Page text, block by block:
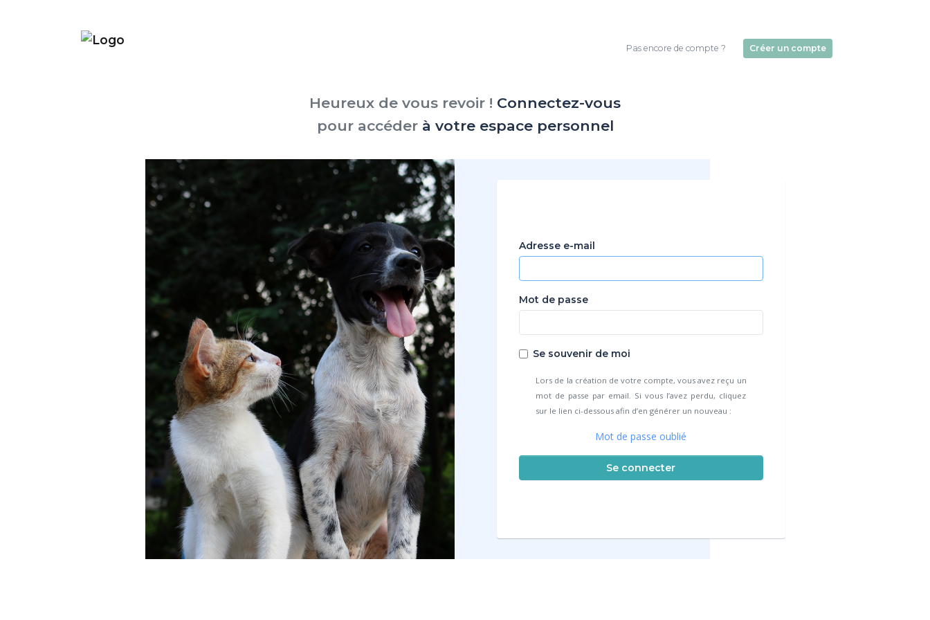
Pas encore de compte ? Créer un compte
Heureux de vous revoir ! Connectez-vous
pour accéderà votre espace personnel
Adresse e-mail
Mot de passe
Se souvenir de moi
Lors de la création de votre compte, vous avez reçu un
mot de passe par email. Si vous l’avez perdu, cliquez
sur le lien ci-dessous afin d’en générer un nouveau :
Mot de passe oublié
Se connecter